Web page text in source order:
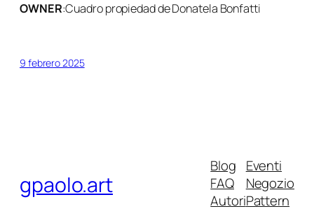
OWNER:Cuadro propiedad de Donatela Bonfatti
9 febrero 2025
gpaolo.art
Blog
FAQ
Autori
Eventi
Negozio
Pattern